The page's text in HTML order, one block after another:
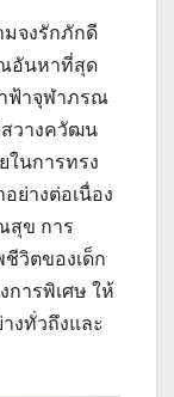
มจงรักภักดี
อันหาที่สุด
าฟ้าจุฬาภรณ
วางควัฒน
ในการทรง
ย่างต่อเนื่อง
สุข การ
วิตของเด็ก
การพิเศษ ให้
งทั่วถึงและ